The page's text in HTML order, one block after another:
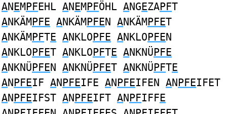
ANEMPFEHL ANEMPFÖHL ANGEZAPFT
ANKÄMPFE ANKÄMPFEN ANKÄMPFET
ANKÄMPFTE ANKLOPFE ANKLOPFEN
ANKLOPFET ANKLOPFTE ANKNÜPFE
ANKNÜPFEN ANKNÜPFET ANKNÜPFTE
ANPFEIF ANPFEIFE ANPFEIFEN ANPFEIFET
ANPFEIFST ANPFEIFT ANPFIFFE